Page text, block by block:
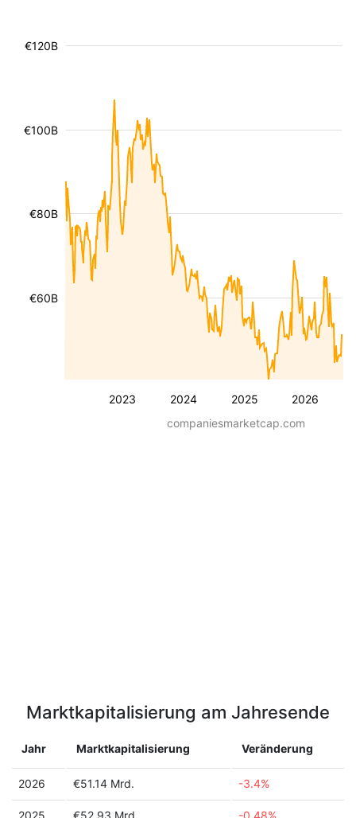
2023 2024 2025 2026
€60B
€80B
€100B
€120B
companiesmarketcap.com
Marktkapitalisierung am Jahresende
Jahr Marktkapitalisierung Veränderung
2026 €51.14 Mrd. -3.4%
2025 €52.93 Mrd. -0.48%